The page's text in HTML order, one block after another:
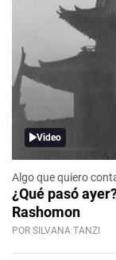
Video
Algo que quiero
¿Qué pasó
Rashomon
POR SILVANA TANZI